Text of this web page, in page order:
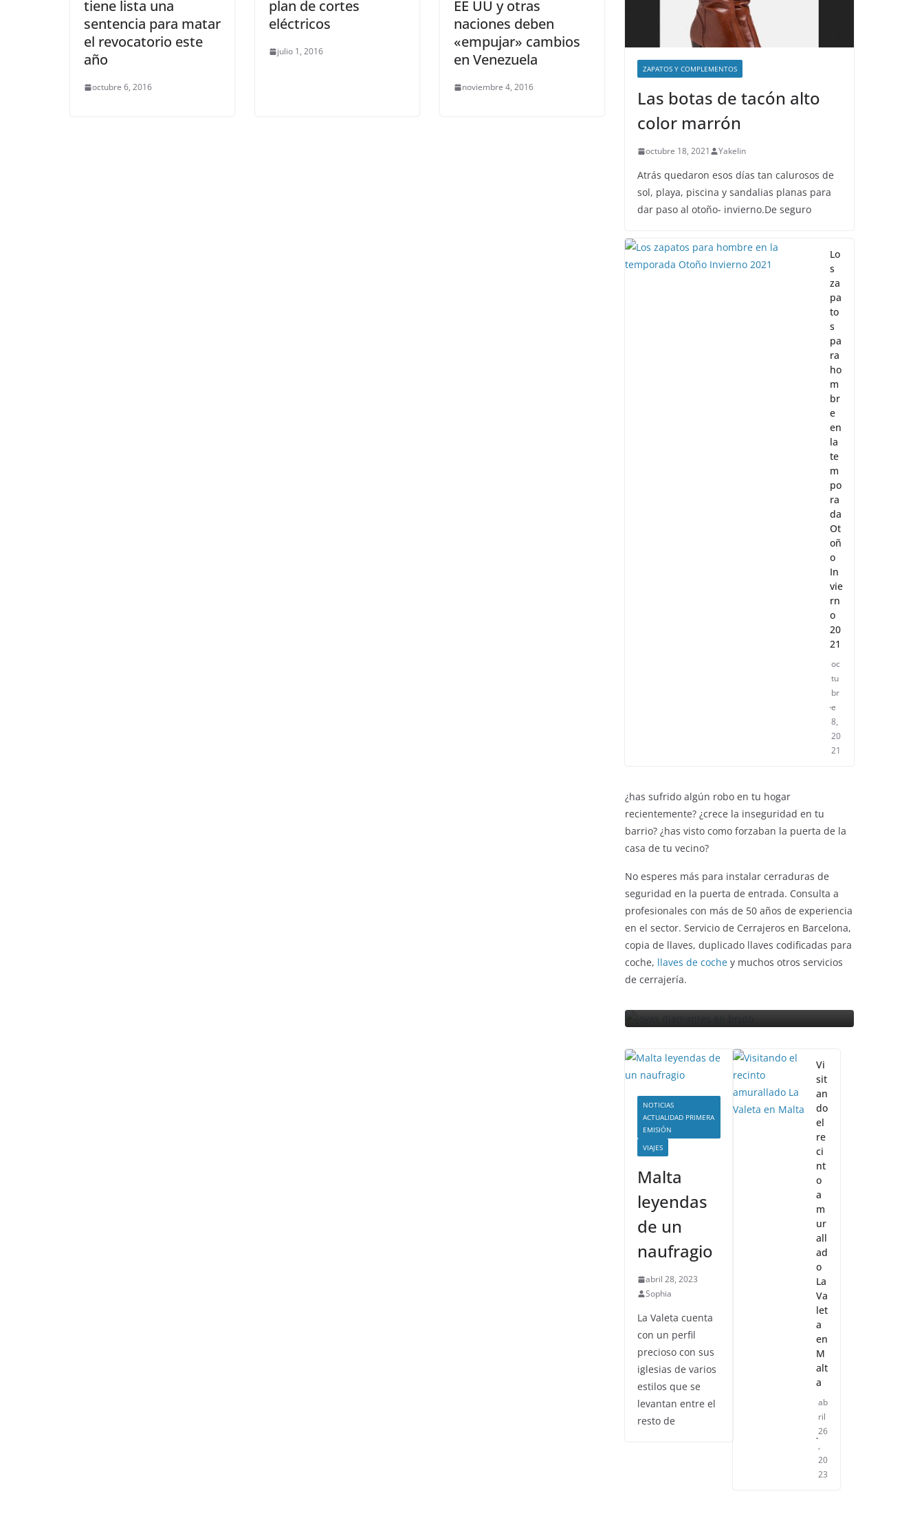
tiene lista una
sentencia para matar
el revocatorio este
año
octubre 6, 2016
plan de cortes
eléctricos
julio 1, 2016
EE UU y otras
naciones deben
«empujar» cambios
en Venezuela
noviembre 4, 2016
Las botas de tacón alto
Atrás quedaron esos días tan calurosos de
sol, playa, piscina y sandalias planas para
Lo
s
za
pa
to
s
pa
ra
ho
m
br
e
en
la
te
m
po
ra
da
Ot
oñ
o
In
vie
rn
o
20
21
oc
tu
br
e
8,
20
¿has sufrido algún robo en tu hogar
recientemente? ¿crece la inseguridad en tu
barrio? ¿has visto como forzaban la puerta de la
No esperes más para instalar cerraduras de
seguridad en la puerta de entrada. Consulta a
profesionales con más de 50 años de experiencia
en el sector. Servicio de Cerrajeros en Barcelona,
copia de llaves, duplicado llaves codificadas para
coche,llaves de coche
Libros verdaderas joyas
ENTRETENIMIENTO Y CURIOSIDADES
LIBROS CINE Y TV
Slender Man llega al cine
y te mostramos todos
NOTICIAS
ACTUALIDAD PRIMERA
EMISIÓN
Malta
leyendas
de un
naufragio
abril 28, 2023
La Valeta cuenta
con un perfil
precioso con sus
iglesias de varios
estilos que se
levantan entre el
Vi
sit
an
do
el
re
ci
nt
o
a
m
ur
all
ad
o
La
Va
let
a
en
M
alt
a
ab
ril
26
,
20